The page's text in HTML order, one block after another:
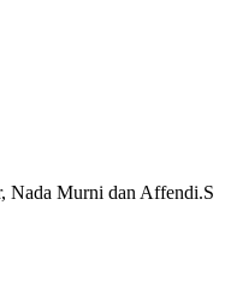
Nada Murni dan Affendi.S